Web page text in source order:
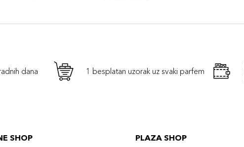
dana 1 besplatan uzorak uz svaki parfem
SHOP PLAZA SHOP